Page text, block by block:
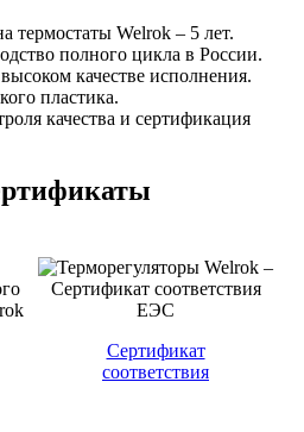
термостаты Welrok – 5 лет.
полного цикла в России.
качестве исполнения.
пластика.
качества и сертификация
Сертификат
соответствия